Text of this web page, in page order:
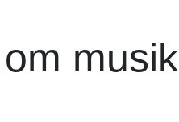
musik